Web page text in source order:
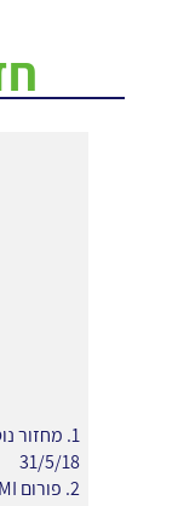
1. מחזור
31/5/18